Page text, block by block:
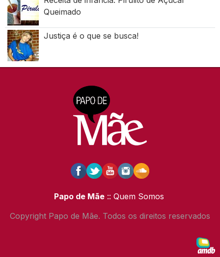
Queimado
Justiça é o que se busca!
Papo de Mãe :: Quem Somos
Copyright Papo de Mãe. Todos os direitos reservados